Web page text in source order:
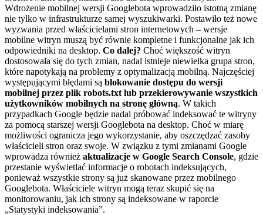
Wdrożenie mobilnej wersji Googlebota wprowadziło istotną zmianę
nie tylko w infrastrukturze samej wyszukiwarki. Postawiło też nowe
wyzwania przed właścicielami stron internetowych – wersje
mobilne witryn muszą być równie kompletne i funkcjonalne jak ich
odpowiedniki na desktop. Co dalej? Choć większość witryn
dostosowała się do tych zmian, nadal istnieje niewielka grupa stron,
które napotykają na problemy z optymalizacją mobilną. Najczęściej
występującymi błędami są blokowanie dostępu do wersji
mobilnej przez plik robots.txt lub przekierowywanie wszystkich
użytkowników mobilnych na stronę główną. W takich
przypadkach Google będzie nadal próbować indeksować te witryny
za pomocą starszej wersji Googlebota na desktop. Choć w miarę
możliwości ogranicza jego wykorzystanie, aby oszczędzać zasoby
właścicieli stron oraz swoje. W związku z tymi zmianami Google
wprowadza również aktualizacje w Google Search Console, gdzie
przestanie wyświetlać informacje o robotach indeksujących,
ponieważ wszystkie strony są już skanowane przez mobilnego
Googlebota. Właściciele witryn mogą teraz skupić się na
monitorowaniu, jak ich strony są indeksowane w raporcie
„Statystyki indeksowania”.